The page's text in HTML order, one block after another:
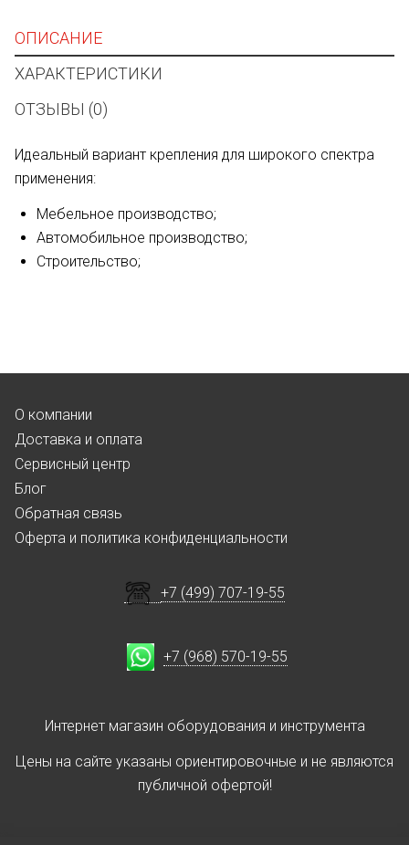
ОПИСАНИЕ
ХАРАКТЕРИСТИКИ
ОТЗЫВЫ (0)
Идеальный вариант крепления для широкого спектра
применения:
Мебельное производство;
Автомобильное производство;
Строительство;
О компании
Доставка и оплата
Сервисный центр
Блог
Обратная связь
Оферта и политика конфиденциальности
+7 (499) 707-19-55
+7 (968) 570-19-55
Интернет магазин оборудования и инструмента
Цены на сайте указаны ориентировочные и не являются
публичной офертой!